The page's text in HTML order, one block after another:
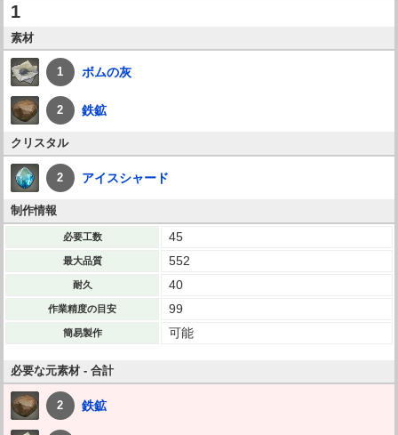
1
素材
1 ボムの灰
2 鉄鉱
クリスタル
2 アイスシャード
制作情報
必要工数 45
最大品質 552
耐久 40
作業精度の目安 99
簡易製作 可能
必要な元素材 - 合計
2 鉄鉱